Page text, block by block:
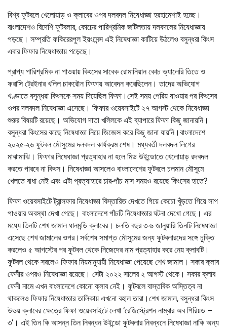
বিশ্ব ফুটবলে খেলোয়াড় ও ক্লাবের ওপর দলবদল নিষেধাজ্ঞা হরহামেশাই হচ্ছে।
বাংলাদেশও বিদেশি ফুটবলার, কোচের পারিশ্রমিক জটিলতায় দলবদলের নিষেধাজ্ঞায়
পড়ছে। সম্প্রতি ফকিরেরপুল ইয়ংমেন্স এই নিষেধাজ্ঞা কাটিয়ে উঠলেও বসুন্ধরা কিংস
এবার ফিফার নিষেধাজ্ঞায় পড়েছে।
প্রাপ্য পারিশ্রমিক না পাওয়ায় কিংসের সাবেক রোমানিয়ান কোচ ভ্যালেরি তিতে ও
ফরাসি ট্রেইনার খলিল চাকরৌন ফিফায় আবেদন করেছিলেন। তাদের অভিযোগ
খণ্ডাতে বসুন্ধরা কিংসকে সময় দিয়েছিল ফিফা।সেই সময় পেরিয় যাওয়ার পর কিংসের
ওপর দলবদল নিষেধাজ্ঞা এসেছে। ফিফার ওয়েবসাইটে ২৭ আগস্ট থেকে নিষেধাজ্ঞা
শুরুর বিষয়টি রয়েছে। অভিযোগ দাতা খলিলকে এই ব্যাপারে ফিফা কিছু জানায়নি।
বসুন্ধরা কিংসের কাছে নিষেধাজ্ঞা নিয়ে জিজ্ঞেস করে কিছু জানা যায়নি।বাংলাদেশে
২০২৫-২৬ ফুটবল মৌসুমের দলবদল কার্যক্রম শেষ। মধ্যবর্তী দলবদল লিগের
মাঝামাঝি। ফিফার নিষেধাজ্ঞা প্রত্যাহার না হলে মিড উইন্ডোতে খেলোয়াড় রদবদল
করতে পারবে না কিংস। নিষেধাজ্ঞা আসলেও বাংলাদেশের ফুটবলে চলমান মৌসুমে
খেলতে বাধা নেই এবং এটা প্রত্যাহারে চার-পাঁচ মাস সময়ও রয়েছে কিংসের হাতে?
ফিফা ওয়েবসাইটে ট্রান্সফার নিষেধাজ্ঞা বিস্তারিত দেখতে গিয়ে কেচো খুঁড়তে গিয়ে সাপ
পাওয়ার অবস্থা দেখা গেছে। বাংলাদেশে পাঁচটি নিষেধাজ্ঞার ঘটনা দেখো গেছে। এর
মধ্যে তিনটি শেখ জামাল ধানমন্ডি ক্লাবের। চলতি বছর ৩-৬ জানুয়ারি তিনটি নিষেধাজ্ঞা
এসেছে শেখ জামালের ওপর।সর্বশেষ সমাপ্ত মৌসুমের জন্য ফুটবলারদের সঙ্গে চুক্তি
করলেও ৫ আগস্টের পর ফুটবল থেকে নিজেদের নাম প্রত্যাহার করে নেয় ক্লাবটি।
ফুটবল থেকে সরলেও ফিফার নিয়মানুযায়ী নিষেধাজ্ঞা পেয়েছে শেখ জামাল। সকার ক্লাব
ফেনীর ওপরও নিষেধাজ্ঞা রয়েছে। সেটা ২০২২ সালের ২ আগস্ট থেকে। সকার ক্লাব
ফেনী নামে এখন বাংলাদেশে কোনো ক্লাব নেই। ফুটবলে বাস্তবিক অস্তিত্ব না
থাকলেও ফিফার নিষেধাজ্ঞার তালিকায় এখনো বহাল তারা।শেখ জামাল, বসুন্ধরা কিংস
উভয় ক্লাবের ক্ষেত্রে ফিফা ওয়েবসাইটে লেখা ‘রেজিস্ট্রেশন নাম্বার অব পিরিয়ড –
৩’। এই তিন কি আসন্ন তিন নিবন্ধন উইন্ডো ফুটবলার নিবন্ধনে নিষেধাজ্ঞা নাকি অন্য